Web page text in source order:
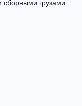
сборными грузами.